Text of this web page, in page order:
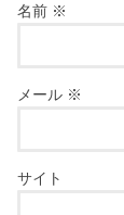
名前 ※
メール ※
サイト